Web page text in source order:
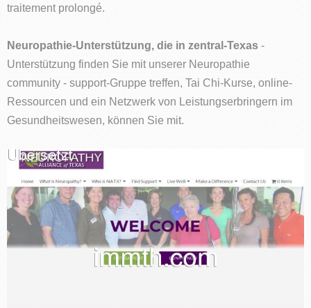
traitement prolongé.
Neuropathie-Unterstützung, die in zentral-Texas -
Unterstützung finden Sie mit unserer Neuropathie
community - support-Gruppe treffen, Tai Chi-Kurse, online-
Ressourcen und ein Netzwerk von Leistungserbringern im
Gesundheitswesen, können Sie mit.